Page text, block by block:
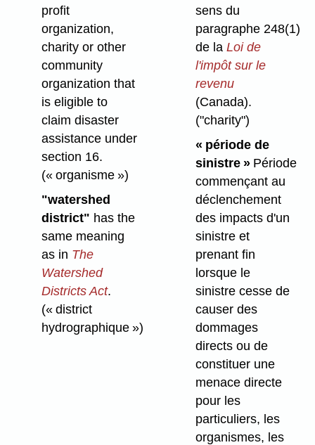
profit
organization,
charity or other
community
organization that
is eligible to
claim disaster
assistance under
section 16.
(« organisme »)
"watershed
district" has the
same meaning
as in The
Watershed
Districts Act.
(« district
hydrographique »)
sens du
paragraphe 248(1)
de la Loi de
l'impôt sur le
revenu
(Canada).
("charity")
« période de
sinistre »Période
commençant au
déclenchement
des impacts d'un
sinistre et
prenant fin
lorsque le
sinistre cesse de
causer des
dommages
directs ou de
constituer une
menace directe
pour les
particuliers, les
organismes, les